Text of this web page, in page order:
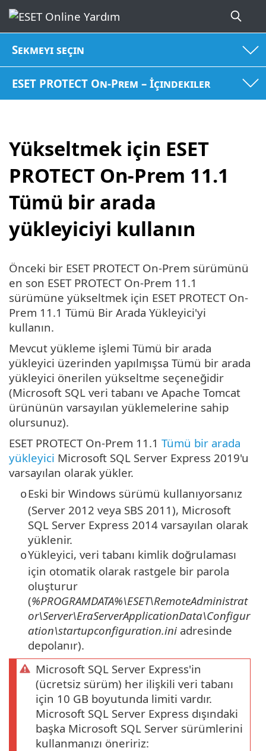
Sekmeyi seçin
ESET PROTECT On-Prem – İçindekiler
Yükseltmek için ESET
PROTECT On-Prem 11.1
Tümü bir arada
yükleyiciyi kullanın
Önceki bir ESET PROTECT On-Prem sürümünü
en son ESET PROTECT On-Prem 11.1
sürümüne yükseltmek için ESET PROTECT On-
Prem 11.1 Tümü Bir Arada Yükleyici'yi
kullanın.
Mevcut yükleme işlemi Tümü bir arada
yükleyici üzerinden yapılmışsa Tümü bir arada
yükleyici önerilen yükseltme seçeneğidir
(Microsoft SQL veri tabanı ve Apache Tomcat
ürününün varsayılan yüklemelerine sahip
olursunuz).
ESET PROTECT On-Prem 11.1 Tümü bir arada
yükleyici Microsoft SQL Server Express 2019'u
varsayılan olarak yükler.
oEski bir Windows sürümü kullanıyorsanız
(Server 2012 veya SBS 2011), Microsoft
SQL Server Express 2014 varsayılan olarak
yüklenir.
oYükleyici, veri tabanı kimlik doğrulaması
için otomatik olarak rastgele bir parola
oluşturur
(%PROGRAMDATA%\ESET\RemoteAdministrat
or\Server\EraServerApplicationData\Configur
ation\startupconfiguration.ini adresinde
depolanır).
Microsoft SQL Server Express'in
(ücretsiz sürüm) her ilişkili veri tabanı
için 10 GB boyutunda limiti vardır.
Microsoft SQL Server Express dışındaki
başka Microsoft SQL Server sürümlerini
kullanmanızı öneririz: